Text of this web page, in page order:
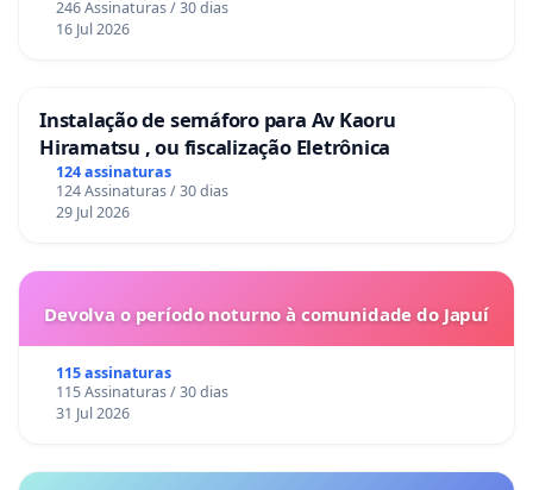
246 Assinaturas / 30 dias
16 Jul 2026
Instalação de semáforo para Av Kaoru
Hiramatsu , ou fiscalização Eletrônica
124 assinaturas
124 Assinaturas / 30 dias
29 Jul 2026
Devolva o período noturno à comunidade do Japuí
115 assinaturas
115 Assinaturas / 30 dias
31 Jul 2026